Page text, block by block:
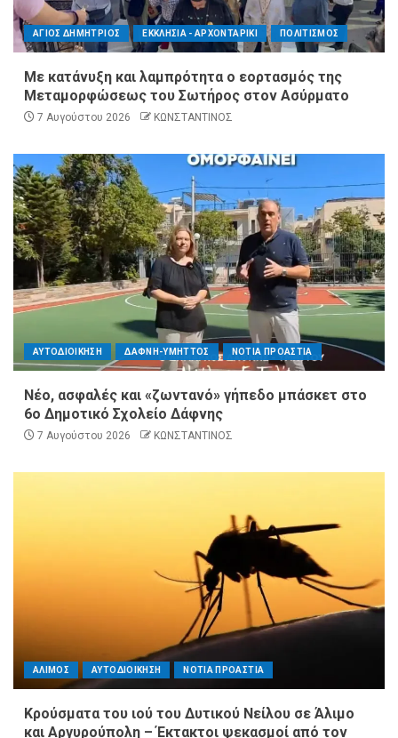
ΑΓΙΟΣ ΔΗΜΗΤΡΙΟΣ ΕΚΚΛΗΣΙΑ - ΑΡΧΟΝΤΑΡΙΚΙ ΠΟΛΙΤΙΣΜΟΣ
Με κατάνυξη και λαμπρότητα ο εορτασμός της
Μεταμορφώσεως του Σωτήρος στον Ασύρματο
7 Αυγούστου 2026 ΚΩΝΣΤΑΝΤΙΝΟΣ
ΑΥΤΟΔΙΟΙΚΗΣΗ ΔΑΦΝΗ-ΥΜΗΤΤΟΣ ΝΟΤΙΑ ΠΡΟΑΣΤΙΑ
Νέο, ασφαλές και «ζωντανό» γήπεδο μπάσκετ στο
6ο Δημοτικό Σχολείο Δάφνης
7 Αυγούστου 2026 ΚΩΝΣΤΑΝΤΙΝΟΣ
ΑΛΙΜΟΣ ΑΥΤΟΔΙΟΙΚΗΣΗ ΝΟΤΙΑ ΠΡΟΑΣΤΙΑ
Κρούσματα του ιού του Δυτικού Νείλου σε Άλιμο
και Αργυρούπολη – Έκτακτοι ψεκασμοί από τον